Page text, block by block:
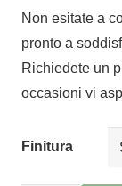
Non esitate a
pronto a
Richiedete un
occasioni vi
Finitura